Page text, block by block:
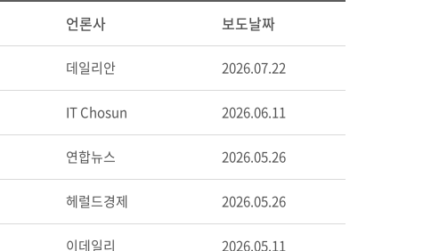
언론사 보도날짜
데일리안 2026.07.22
IT Chosun 2026.06.11
연합뉴스 2026.05.26
헤럴드경제 2026.05.26
이데일리 2026.05.11